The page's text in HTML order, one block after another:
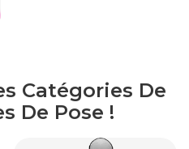
Catégories De
De Pose !